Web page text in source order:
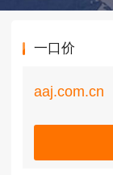
一口价
aaj.com.cn